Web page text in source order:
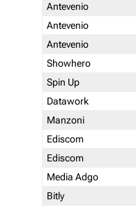
Antevenio
Antevenio
Antevenio
Showhero
Spin Up
Datawork
Manzoni
Ediscom
Ediscom
Media Adgo
Bitly